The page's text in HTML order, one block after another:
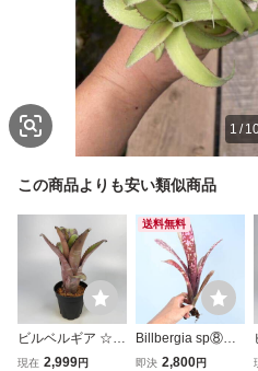
1/
この商品よりも安い類似商品
ビルベルギア ☆ B
illbergia horrida x
現在 2,999円
送料無料
Billbergia sp⑧
＠送料無料（出品
即決 2,800円